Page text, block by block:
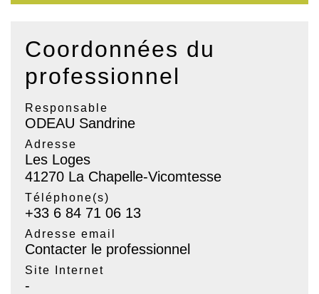
Coordonnées du
professionnel
Responsable
ODEAU Sandrine
Adresse
Les Loges
41270 La Chapelle-Vicomtesse
Téléphone(s)
+33 6 84 71 06 13
Adresse email
Contacter le professionnel
Site Internet
-